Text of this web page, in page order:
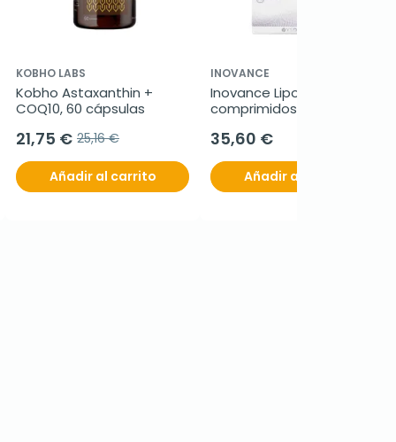
KOBHO LABS
Kobho Astaxanthin +
COQ10, 60 cápsulas
21,75 € 25,16 €
Añadir al carrito
INOVANCE
Inovance Lipo F, 90
comprimidos
35,60 €
Añadir al carrito